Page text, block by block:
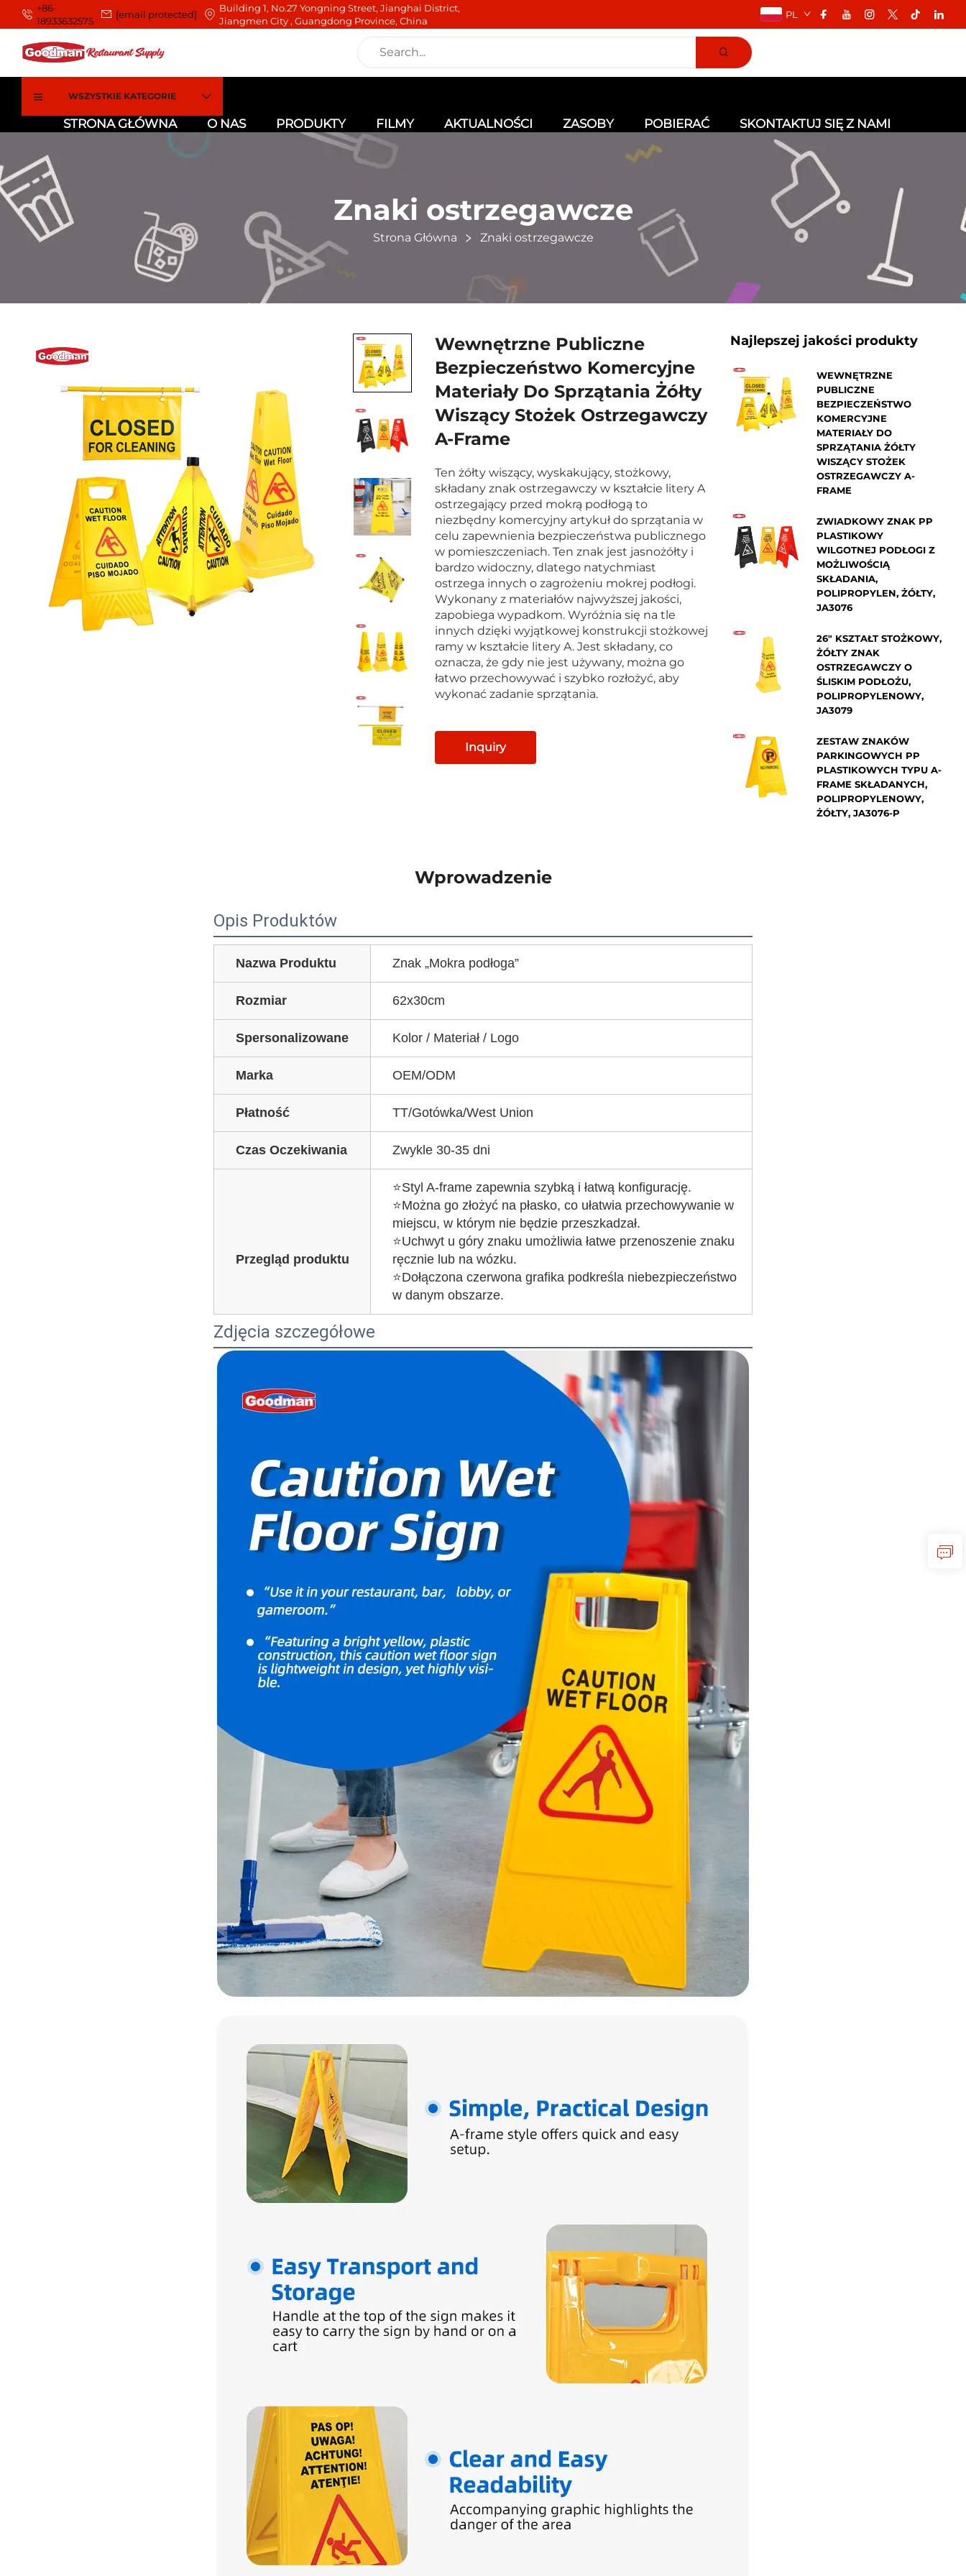
+86-
18933632575
[email protected]
Building 1, No.27 Yongning Street, Jianghai District,
Jiangmen City , Guangdong Province, China
PL
WSZYSTKIE KATEGORIE
STRONA GŁÓWNA O NAS PRODUKTY FILMY AKTUALNOŚCI ZASOBY POBIERAĆ SKONTAKTUJ SIĘ Z NAMI
Znaki ostrzegawcze
Strona Główna Znaki ostrzegawcze
Wewnętrzne Publiczne
Bezpieczeństwo Komercyjne
Materiały Do Sprzątania Żółty
Wiszący Stożek Ostrzegawczy
A-Frame
Ten żółty wiszący, wyskakujący, stożkowy,
składany znak ostrzegawczy w kształcie litery A
ostrzegający przed mokrą podłogą to
niezbędny komercyjny artykuł do sprzątania w
celu zapewnienia bezpieczeństwa publicznego
w pomieszczeniach. Ten znak jest jasnożółty i
bardzo widoczny, dlatego natychmiast
ostrzega innych o zagrożeniu mokrej podłogi.
Wykonany z materiałów najwyższej jakości,
zapobiega wypadkom. Wyróżnia się na tle
innych dzięki wyjątkowej konstrukcji stożkowej
ramy w kształcie litery A. Jest składany, co
oznacza, że gdy nie jest używany, można go
łatwo przechowywać i szybko rozłożyć, aby
wykonać zadanie sprzątania.
Inquiry
Najlepszej jakości produkty
WEWNĘTRZNE
PUBLICZNE
BEZPIECZEŃSTWO
KOMERCYJNE
MATERIAŁY DO
SPRZĄTANIA ŻÓŁTY
WISZĄCY STOŻEK
OSTRZEGAWCZY A-
FRAME
ZWIADKOWY ZNAK PP
PLASTIKOWY
WILGOTNEJ PODŁOGI Z
MOŻLIWOŚCIĄ
SKŁADANIA,
POLIPROPYLEN, ŻÓŁTY,
JA3076
26" KSZTAŁT STOŻKOWY,
ŻÓŁTY ZNAK
OSTRZEGAWCZY O
ŚLISKIM PODŁOŻU,
POLIPROPYLENOWY,
JA3079
ZESTAW ZNAKÓW
PARKINGOWYCH PP
PLASTIKOWYCH TYPU A-
FRAME SKŁADANYCH,
POLIPROPYLENOWY,
ŻÓŁTY, JA3076-P
Wprowadzenie
Opis Produktów
Nazwa Produktu Znak „Mokra podłoga”
Rozmiar 62x30cm
Spersonalizowane Kolor / Materiał / Logo
Marka OEM/ODM
Płatność TT/Gotówka/West Union
Czas Oczekiwania Zwykle 30-35 dni
Przegląd produktu
⭐Styl A-frame zapewnia szybką i łatwą konfigurację.
⭐Można go złożyć na płasko, co ułatwia przechowywanie w
miejscu, w którym nie będzie przeszkadzał.
⭐Uchwyt u góry znaku umożliwia łatwe przenoszenie znaku
ręcznie lub na wózku.
⭐Dołączona czerwona grafika podkreśla niebezpieczeństwo
w danym obszarze.
Zdjęcia szczegółowe